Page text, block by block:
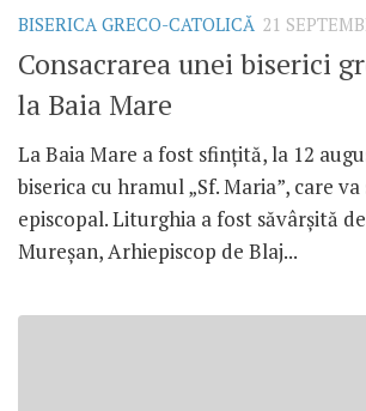
BISERICA GRECO-CATOLICĂ 21
Consacrarea unei biserici
la Baia Mare
La Baia Mare a fost sfinţită, la 12
biserica cu hramul „Sf. Maria”, care
episcopal. Liturghia a fost săvârşită
Mureşan, Arhiepiscop de Blaj...